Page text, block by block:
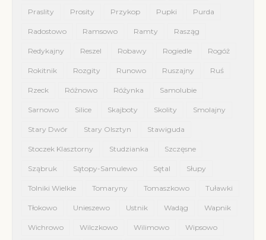
Praslity Prosity Przykop Pupki Purda
Radostowo Ramsowo Ramty Rasząg
Redykajny Reszel Robawy Rogiedle Rogóż
Rokitnik Rozgity Runowo Ruszajny Ruś
Rzeck Różnowo Różynka Samolubie
Sarnowo Silice Skajboty Skolity Smolajny
Stary Dwór Stary Olsztyn Stawiguda
Stoczek Klasztorny Studzianka Szczęsne
Sząbruk Sątopy-Samulewo Sętal Słupy
Tolniki Wielkie Tomaryny Tomaszkowo Tuławki
Tłokowo Unieszewo Ustnik Wadąg Wapnik
Wichrowo Wilczkowo Wilimowo Wipsowo